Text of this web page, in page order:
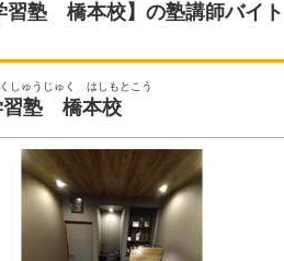
習塾 橋本校】の塾講師バイ
しゅうじゅく はしもとこう
習塾 橋本校